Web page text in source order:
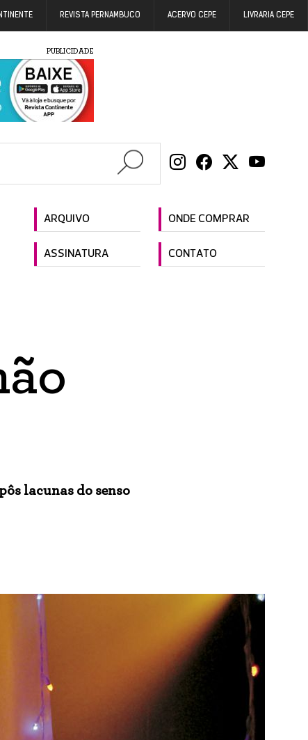
REVISTA PERNAMBUCO ACERVO CEPE LIVRARIA CEPE
PUBLICIDADE
ARQUIVO ONDE COMPRAR
ASSINATURA CONTATO
lacunas do senso